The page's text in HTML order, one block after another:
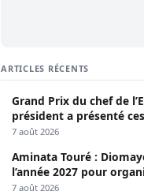
ARTICLES RÉCENTS
Grand Prix du chef de
président a présenté ces ambitions sous le
thème du fair-play
7 août 2026
Aminata Touré :
l’année 2027 pour
légalité» les élections
7 août 2026